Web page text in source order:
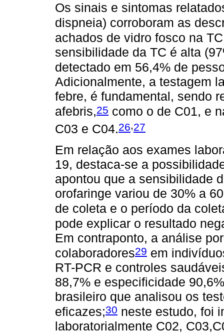
Os sinais e sintomas
dispneia) corroboram as
achados de vidro fosco na
sensibilidade da TC é alta
detectado em 56,4% de
Adicionalmente, a testagem
febre, é fundamental, sendo
afebris,25 como o de C01, e
C03 e C04.26,27
Em relação aos exames
19, destaca-se a
apontou que a sensibilidade
orofaringe variou de 30% a
de coleta e o período da
pode explicar o resultado
Em contraponto, a análise
colaboradores29 em
RT-PCR e controles
88,7% e especificidade
brasileiro que analisou os
eficazes;30 neste estudo, foi
laboratorialmente C02,